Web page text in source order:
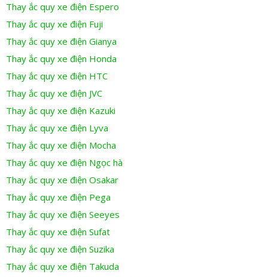
Thay ắc quy xe điện Espero
Thay ắc quy xe điện Fuji
Thay ắc quy xe điện Gianya
Thay ắc quy xe điện Honda
Thay ắc quy xe điện HTC
Thay ắc quy xe điện JVC
Thay ắc quy xe điện Kazuki
Thay ắc quy xe điện Lyva
Thay ắc quy xe điện Mocha
Thay ắc quy xe điện Ngọc hà
Thay ắc quy xe điện Osakar
Thay ắc quy xe điện Pega
Thay ắc quy xe điện Seeyes
Thay ắc quy xe điện Sufat
Thay ắc quy xe điện Suzika
Thay ắc quy xe điện Takuda